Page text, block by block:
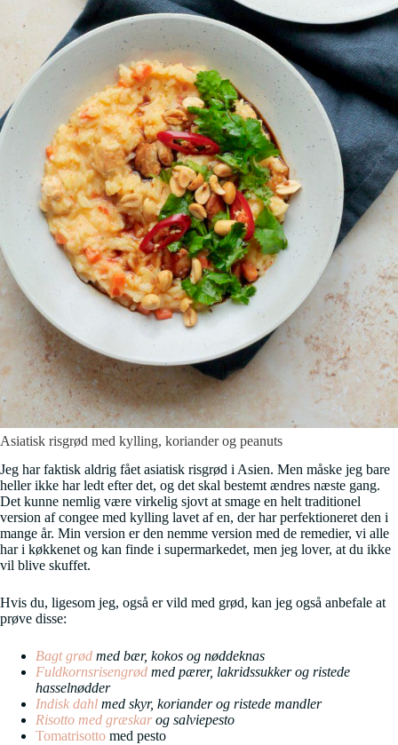
Asiatisk risgrød med kylling, koriander og peanuts
Jeg har faktisk aldrig fået asiatisk risgrød i Asien. Men måske jeg bare
heller ikke har ledt efter det, og det skal bestemt ændres næste gang.
Det kunne nemlig være virkelig sjovt at smage en helt traditionel
version af congee med kylling lavet af en, der har perfektioneret den i
mange år. Min version er den nemme version med de remedier, vi alle
har i køkkenet og kan finde i supermarkedet, men jeg lover, at du ikke
vil blive skuffet.
Hvis du, ligesom jeg, også er vild med grød, kan jeg også anbefale at
prøve disse:
Bagt grød med bær, kokos og nøddeknas
Fuldkornsrisengrød med pærer, lakridssukker og ristede
hasselnødder
Indisk dahl med skyr, koriander og ristede mandler
Risotto med græskar og salviepesto
Tomatrisotto med pesto